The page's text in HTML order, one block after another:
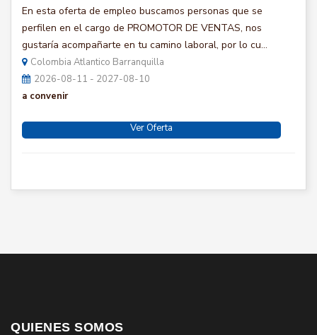
En esta oferta de empleo buscamos personas que se
perfilen en el cargo de PROMOTOR DE VENTAS, nos
gustaría acompañarte en tu camino laboral, por lo cu...
Colombia Atlantico Barranquilla
2026-08-11 - 2027-08-10
a convenir
Ver Oferta
QUIENES SOMOS